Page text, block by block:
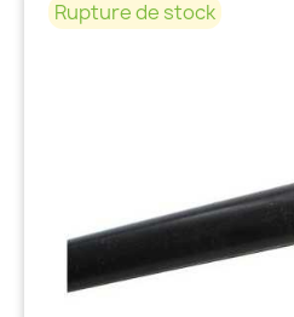
Rupture de stock